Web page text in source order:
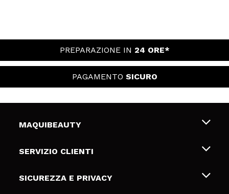
PREPARAZIONE IN 24 ORE*
PAGAMENTO SICURO
MAQUIBEAUTY
Chi siamo
Gift Cards
SERVIZIO CLIENTI
Spedizioni & Resi
SICUREZZA E PRIVACY